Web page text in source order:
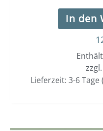
In den
zzgl.
Lieferzeit: 3-6